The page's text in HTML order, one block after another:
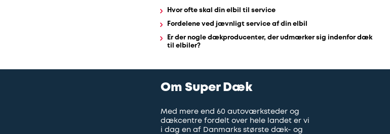
Hvor ofte skal din elbil til service
Fordelene ved jævnligt service af din elbil
Er der nogle dækproducenter, der udmærker sig indenfor dæk
til elbiler?
Om Super Dæk
Med mere end 60 autoværksteder og
dækcentre fordelt over hele landet er vi
i dag en af Danmarks største dæk- og